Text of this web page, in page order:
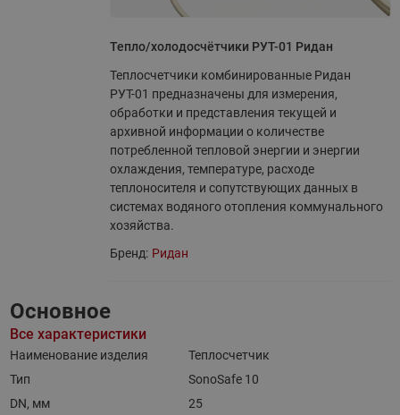
Тепло/холодосчётчики РУТ-01 Ридан
Теплосчетчики комбинированные Ридан
РУТ-01 предназначены для измерения,
обработки и представления текущей и
архивной информации о количестве
потребленной тепловой энергии и энергии
охлаждения, температуре, расходе
теплоносителя и сопутствующих данных в
системах водяного отопления коммунального
хозяйства.
Бренд: Ридан
Основное
Все характеристики
Наименование изделия
Теплосчетчик
Тип
SonoSafe 10
DN, мм
25